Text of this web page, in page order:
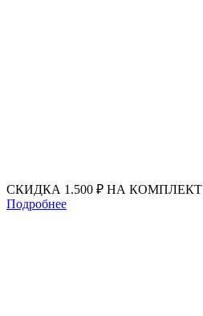
СКИДКА 1.500 ₽ НА КОМПЛЕКТ
Подробнее